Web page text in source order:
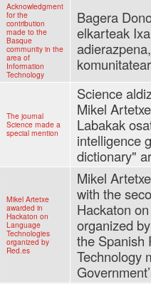
Acknowledgment
for the
contribution
made to the
Basque
community in the
area of
Information
Technology
Bagera
elkarteak
The journal
Science made a
special mention
Science
Mikel
Labakak
intelligence
dictionary"
Mikel Artetxe
awarded in
Hackaton on
Language
Technologies
organized by
Red.es
Mikel
with the
Hackaton
organized
the Spanish
Technology